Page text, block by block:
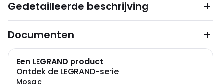
Gedetailleerde beschrijving
Documenten
Een LEGRAND product
Ontdek de LEGRAND-serie
Mosaic